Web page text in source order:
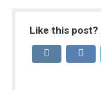
Like this